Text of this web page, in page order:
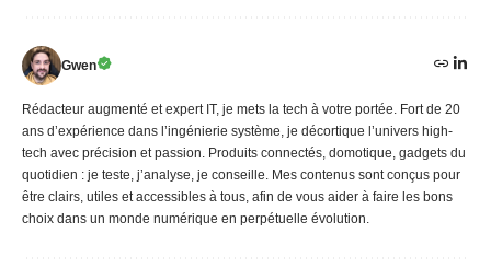
Gwen
Rédacteur augmenté et expert IT, je mets la tech à votre portée. Fort de 20
ans d’expérience dans l’ingénierie système, je décortique l’univers high-
tech avec précision et passion. Produits connectés, domotique, gadgets du
quotidien : je teste, j’analyse, je conseille. Mes contenus sont conçus pour
être clairs, utiles et accessibles à tous, afin de vous aider à faire les bons
choix dans un monde numérique en perpétuelle évolution.